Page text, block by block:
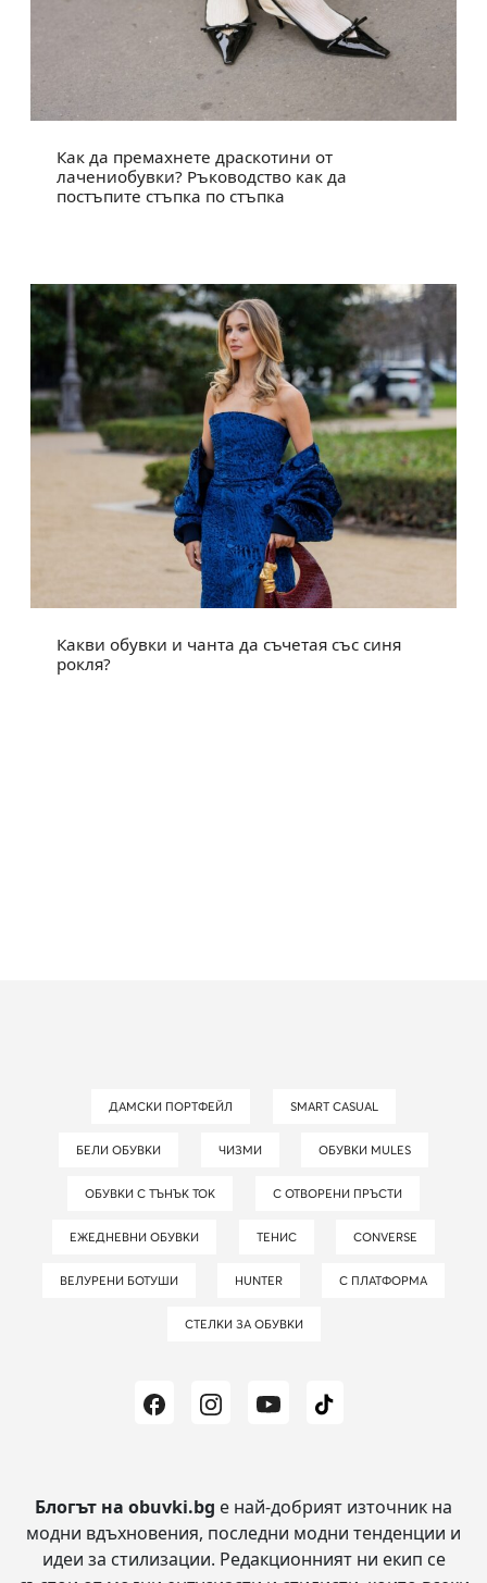
Как да премахнете драскотини от
лачениобувки? Ръководство как да
постъпите стъпка по стъпка
Какви обувки и чанта да съчетая със синя
рокля?
ДАМСКИ ПОРТФЕЙЛ SMART CASUAL
БЕЛИ ОБУВКИ ЧИЗМИ ОБУВКИ MULES
ОБУВКИ С ТЪНЪК ТОК С ОТВОРЕНИ ПРЪСТИ
ЕЖЕДНЕВНИ ОБУВКИ ТЕНИС CONVERSE
ВЕЛУРЕНИ БОТУШИ HUNTER С ПЛАТФОРМА
СТЕЛКИ ЗА ОБУВКИ
Блогът на obuvki.bg е най-добрият източник на
модни вдъхновения, последни модни тенденции и
идеи за стилизации. Редакционният ни екип се